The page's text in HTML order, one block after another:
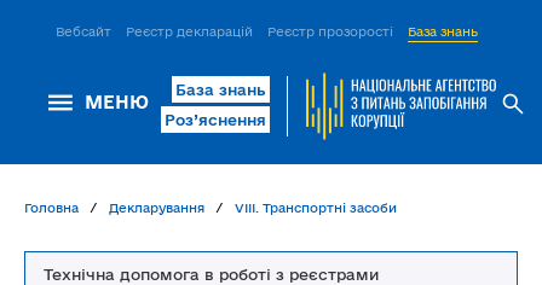
Вебсайт Реєстр декларацій Реєстр прозорості База знань
МЕНЮ
База знань
Роз’яснення
Головна Декларування VІІІ. Транспортні засоби
Технічна допомога в роботі з реєстрами